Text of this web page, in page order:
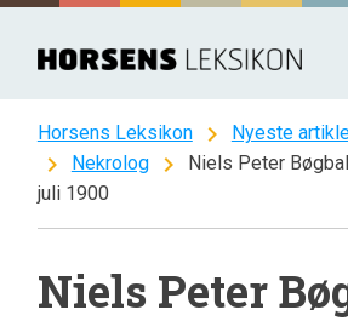
Spring
indhold
Horsens Leksikon chevron_right Nyeste
chevron_right Nekrolog chevron_right
Niels Peter
juli 1900
Niels Peter